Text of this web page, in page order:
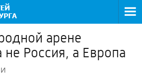
арене
не Россия, а Европа